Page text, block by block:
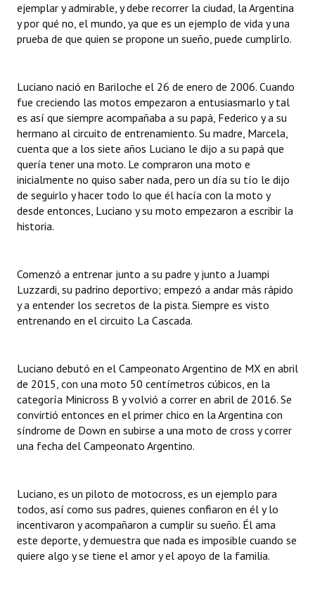
Dictámenes Asesoría Letrada
Actas de Sesión
Ejecución Presupuestaria
Actas de Audiencias Públicas
NORMATIVA
Comunicaciones
Declaraciones
Resoluciones de Presidencia
INSTITUCIONAL
Noticias Destacadas
Registros y Distinciones
Datos Históricos
Premio al Mérito - Registro
Mujeres que Dejaron Huellas - Registro
Periodistas Decanos - Registro
ejemplar y admirable, y debe recorrer la ciudad, la Argentina
y por qué no, el mundo, ya que es un ejemplo de vida y una
prueba de que quien se propone un sueño, puede cumplirlo.
Luciano nació en Bariloche el 26 de enero de 2006. Cuando
fue creciendo las motos empezaron a entusiasmarlo y tal
es así que siempre acompañaba a su papá, Federico y a su
hermano al circuito de entrenamiento. Su madre, Marcela,
cuenta que a los siete años Luciano le dijo a su papá que
quería tener una moto. Le compraron una moto e
inicialmente no quiso saber nada, pero un día su tío le dijo
de seguirlo y hacer todo lo que él hacía con la moto y
desde entonces, Luciano y su moto empezaron a escribir la
historia.
Comenzó a entrenar junto a su padre y junto a Juampi
Luzzardi, su padrino deportivo; empezó a andar más rápido
y a entender los secretos de la pista. Siempre es visto
entrenando en el circuito La Cascada.
Luciano debutó en el Campeonato Argentino de MX en abril
de 2015, con una moto 50 centímetros cúbicos, en la
categoría Minicross B y volvió a correr en abril de 2016. Se
convirtió entonces en el primer chico en la Argentina con
síndrome de Down en subirse a una moto de cross y correr
una fecha del Campeonato Argentino.
Luciano, es un piloto de motocross, es un ejemplo para
todos, así como sus padres, quienes confiaron en él y lo
incentivaron y acompañaron a cumplir su sueño. Él ama
este deporte, y demuestra que nada es imposible cuando se
quiere algo y se tiene el amor y el apoyo de la familia.